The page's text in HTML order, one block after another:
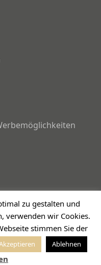
- Informationen für
Haftungsausschluss
zu gestalten und
verwenden wir Cookies.
stimmen Sie der
Ablehnen